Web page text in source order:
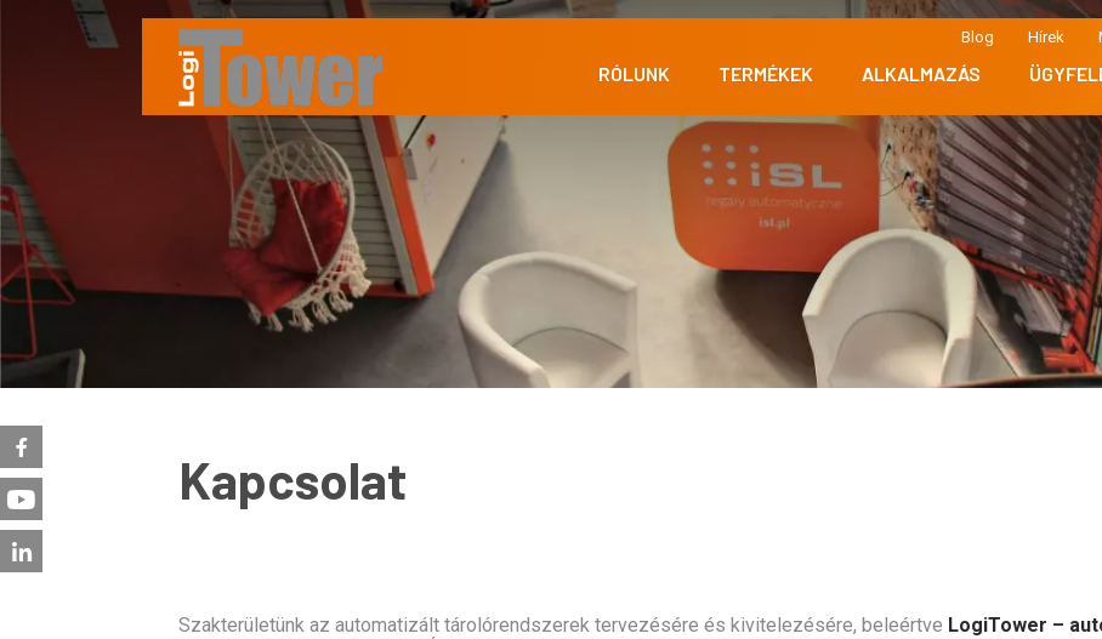
Blog Hírek
RÓLUNK TERMÉKEK ALKALMAZÁS
Kapcsolat
Szakterületünk az automatizált tárolórendszerek tervezésére és kivitelezésére, beleértve LogiTower –